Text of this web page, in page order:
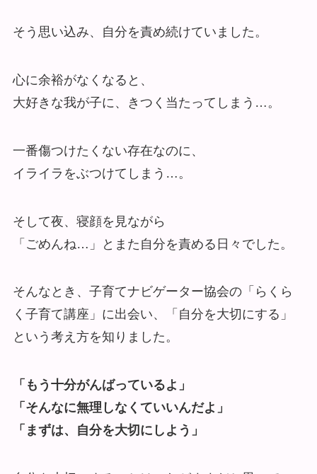
そう思い込み、自分を責め続けていました。
心に余裕がなくなると、
大好きな我が子に、きつく当たってしまう…。
一番傷つけたくない存在なのに、
イライラをぶつけてしまう…。
そして夜、寝顔を見ながら
「ごめんね…」とまた自分を責める日々でした。
そんなとき、子育てナビゲーター協会の「らくら
く子育て講座」に出会い、「自分を大切にする」
という考え方を知りました。
「もう十分がんばっているよ」
「そんなに無理しなくていいんだよ」
「まずは、自分を大切にしよう」